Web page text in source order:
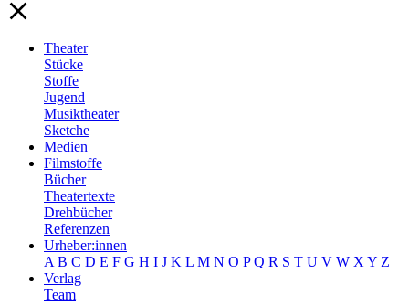
Theater
Stücke
Stoffe
Jugend
Musiktheater
Sketche
Medien
Filmstoffe
Bücher
Theatertexte
Drehbücher
Referenzen
Urheber:innen
A B C D E F G H I J K L M N O P Q R S T U V W X Y Z
Verlag
Team